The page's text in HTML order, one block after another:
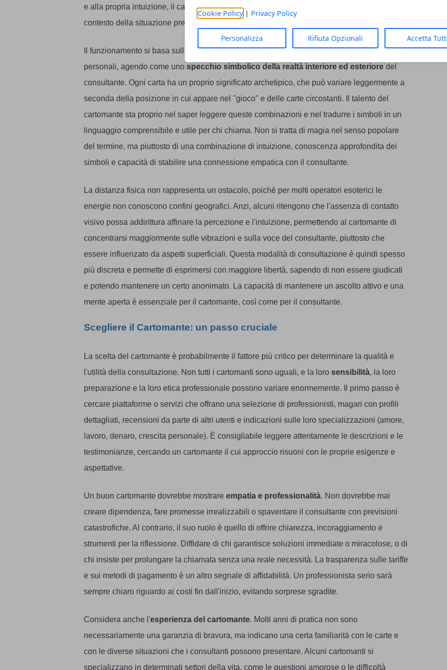
Cookie Policy| Privacy Policy
Personalizza Rifiuta Opzionali Accetta
e alla propria intuizione, il cartomante estrae le carte e ne interpreta il significato nel
contesto della situazione presentata.
Il funzionamento si basa sulla convinzione che le carte riflettano le energie universali e
personali, agendo come uno specchio simbolico della realtà interiore ed esteriore del
consultante. Ogni carta ha un proprio significato archetipico, che può variare leggermente a
seconda della posizione in cui appare nel "gioco" e delle carte circostanti. Il talento del
cartomante sta proprio nel saper leggere queste combinazioni e nel tradurre i simboli in un
linguaggio comprensibile e utile per chi chiama. Non si tratta di magia nel senso popolare
del termine, ma piuttosto di una combinazione di intuizione, conoscenza approfondita dei
simboli e capacità di stabilire una connessione empatica con il consultante.
La distanza fisica non rappresenta un ostacolo, poiché per molti operatori esoterici le
energie non conoscono confini geografici. Anzi, alcuni ritengono che l'assenza di contatto
visivo possa addirittura affinare la percezione e l'intuizione, permettendo al cartomante di
concentrarsi maggiormente sulle vibrazioni e sulla voce del consultante, piuttosto che
essere influenzato da aspetti superficiali. Questa modalità di consultazione è quindi spesso
più discreta e permette di esprimersi con maggiore libertà, sapendo di non essere giudicati
e potendo mantenere un certo anonimato. La capacità di mantenere un ascolto attivo e una
mente aperta è essenziale per il cartomante, così come per il consultante.
Scegliere il Cartomante: un passo cruciale
La scelta del cartomante è probabilmente il fattore più critico per determinare la qualità e
l'utilità della consultazione. Non tutti i cartomanti sono uguali, e la loro sensibilità, la loro
preparazione e la loro etica professionale possono variare enormemente. Il primo passo è
cercare piattaforme o servizi che offrano una selezione di professionisti, magari con profili
dettagliati, recensioni da parte di altri utenti e indicazioni sulle loro specializzazioni (amore,
lavoro, denaro, crescita personale). È consigliabile leggere attentamente le descrizioni e le
testimonianze, cercando un cartomante il cui approccio risuoni con le proprie esigenze e
aspettative.
Un buon cartomante dovrebbe mostrare empatia e professionalità. Non dovrebbe mai
creare dipendenza, fare promesse irrealizzabili o spaventare il consultante con previsioni
catastrofiche. Al contrario, il suo ruolo è quello di offrire chiarezza, incoraggiamento e
strumenti per la riflessione. Diffidare di chi garantisce soluzioni immediate o miracolose, o di
chi insiste per prolungare la chiamata senza una reale necessità. La trasparenza sulle tariffe
e sui metodi di pagamento è un altro segnale di affidabilità. Un professionista serio sarà
sempre chiaro riguardo ai costi fin dall'inizio, evitando sorprese sgradite.
Considera anche l'esperienza del cartomante. Molti anni di pratica non sono
necessariamente una garanzia di bravura, ma indicano una certa familiarità con le carte e
con le diverse situazioni che i consultanti possono presentare. Alcuni cartomanti si
specializzano in determinati settori della vita, come le questioni amorose o le difficoltà